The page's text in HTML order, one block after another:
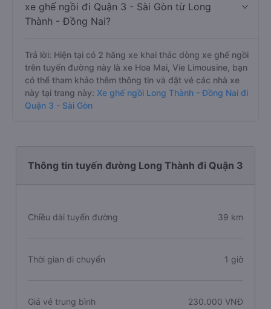
xe ghế ngồi đi Quận 3 - Sài Gòn từ Long
Thành - Đồng Nai?
Trả lời: Hiện tại có 2 hãng xe khai thác dòng xe ghế ngồi
trên tuyến đường này là xe Hoa Mai, Vie Limousine, bạn
có thể tham khảo thêm thông tin và đặt vé các nhà xe
này tại trang này: Xe ghế ngồi Long Thành - Đồng Nai đi
Quận 3 - Sài Gòn
Thông tin tuyến đường Long Thành đi Quận 3
Chiều dài tuyến đường 39 km
Thời gian di chuyển 1 giờ
Giá vé trung bình 230.000 VNĐ